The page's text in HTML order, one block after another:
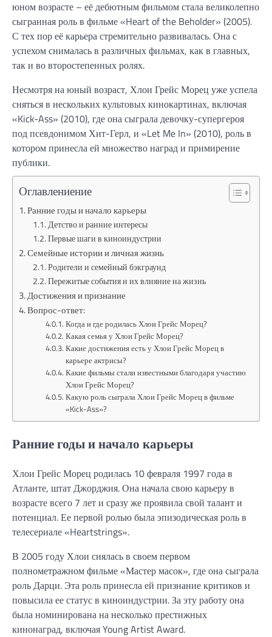
юном возрасте – её дебютным фильмом стала великолепно
сыгранная роль в фильме «Heart of the Beholder» (2005).
С тех пор её карьера стремительно развивалась. Она с
успехом снималась в различных фильмах, как в главных,
так и во второстепенных ролях.
Несмотря на юный возраст, Хлои Грейс Морец уже успела
сняться в нескольких культовых кинокартинах, включая
«Kick-Ass» (2010), где она сыграла девочку-супергероя
под псевдонимом Хит-Герл, и «Let Me In» (2010), роль в
котором принесла ей множество наград и примирение
публики.
Оглавлениение
Ранние годы и начало карьеры
Детство и ранние интересы
Первые шаги в киноиндустрии
Семейные истории и личная жизнь
Родители и семейный бэкграунд
Пережитые события и их влияние на жизнь
Достижения и признание
Вопрос-ответ:
Когда и где родилась Хлои Грейс Морец?
Какая семья у Хлои Грейс Морец?
Какие достижения есть у Хлои Грейс Морец в
карьере актрисы?
Какие фильмы стали известными благодаря участию
Хлои Грейс Морец?
Какую роль сыграла Хлои Грейс Морец в фильме
«Kick-Ass»?
Ранние годы и начало карьеры
Хлои Грейс Морец родилась 10 февраля 1997 года в
Атланте, штат Джорджия. Она начала свою карьеру в
возрасте всего 7 лет и сразу же проявила свой талант и
потенциал. Ее первой ролью была эпизодическая роль в
телесериале «Heartstrings».
В 2005 году Хлои снялась в своем первом
полнометражном фильме «Мастер масок», где она сыграла
роль Дарци. Эта роль принесла ей признание критиков и
повысила ее статус в киноиндустрии. За эту работу она
была номинирована на несколько престижных
кинонаград, включая Young Artist Award.